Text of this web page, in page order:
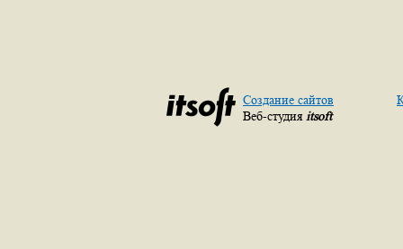
Создание сайтов
Веб-студия itsoft